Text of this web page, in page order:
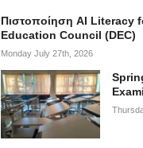
Πιστοποίηση AI Literacy
Education Council (DEC)
Monday July 27th, 2026